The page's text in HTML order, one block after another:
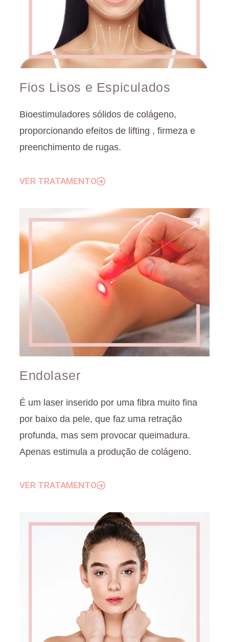
Fios Lisos e Espiculados
Bioestimuladores sólidos de colágeno,
proporcionando efeitos de lifting , firmeza e
preenchimento de rugas.
VER TRATAMENTO
Endolaser
É um laser inserido por uma fibra muito fina
por baixo da pele, que faz uma retração
profunda, mas sem provocar queimadura.
Apenas estimula a produção de colágeno.
VER TRATAMENTO